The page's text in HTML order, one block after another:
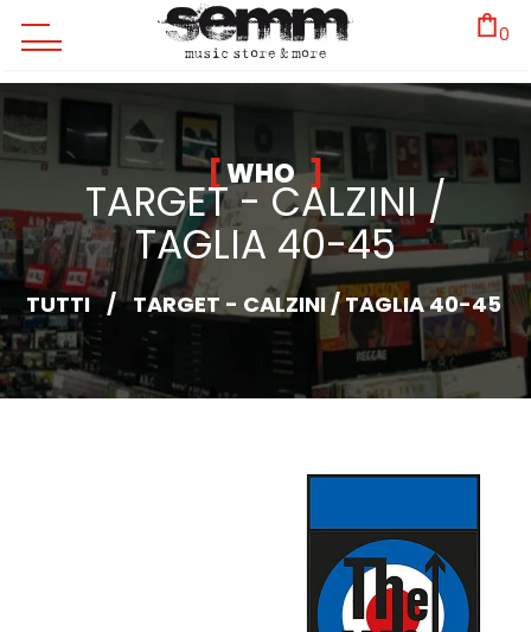
0
WHO
TARGET - CALZINI /
TAGLIA 40-45
TUTTI / TARGET - CALZINI / TAGLIA 40-45